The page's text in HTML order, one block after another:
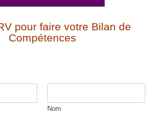
pour faire votre Bilan de
Compétences
Nom